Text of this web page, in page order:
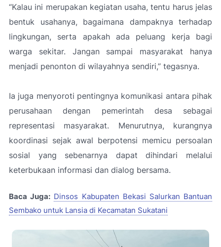
“Kalau ini merupakan kegiatan usaha, tentu harus jelas
bentuk usahanya, bagaimana dampaknya terhadap
lingkungan, serta apakah ada peluang kerja bagi
warga sekitar. Jangan sampai masyarakat hanya
menjadi penonton di wilayahnya sendiri,” tegasnya.
Ia juga menyoroti pentingnya komunikasi antara pihak
perusahaan dengan pemerintah desa sebagai
representasi masyarakat. Menurutnya, kurangnya
koordinasi sejak awal berpotensi memicu persoalan
sosial yang sebenarnya dapat dihindari melalui
keterbukaan informasi dan dialog bersama.
Baca Juga: Dinsos Kabupaten Bekasi Salurkan Bantuan
Sembako untuk Lansia di Kecamatan Sukatani